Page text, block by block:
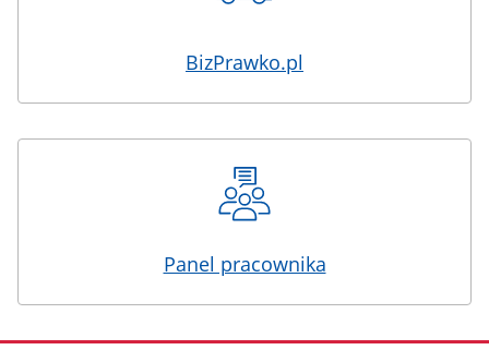
BizPrawko.pl
Panel pracownika